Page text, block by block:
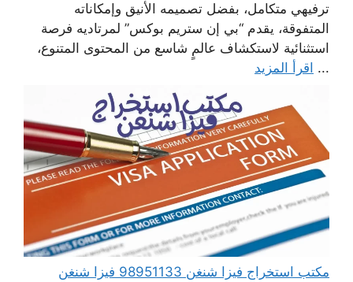
ترفيهي متكامل، بفضل تصميمه الأنيق وإمكاناته
المتفوقة، يقدم “بي إن ستريم بوكس” لمرتاديه فرصة
استثنائية لاستكشاف عالمٍ شاسع من المحتوى المتنوع،
... اقرأ المزيد
مكتب استخراج فيزا شنغن 98951133 فيزا شنغن